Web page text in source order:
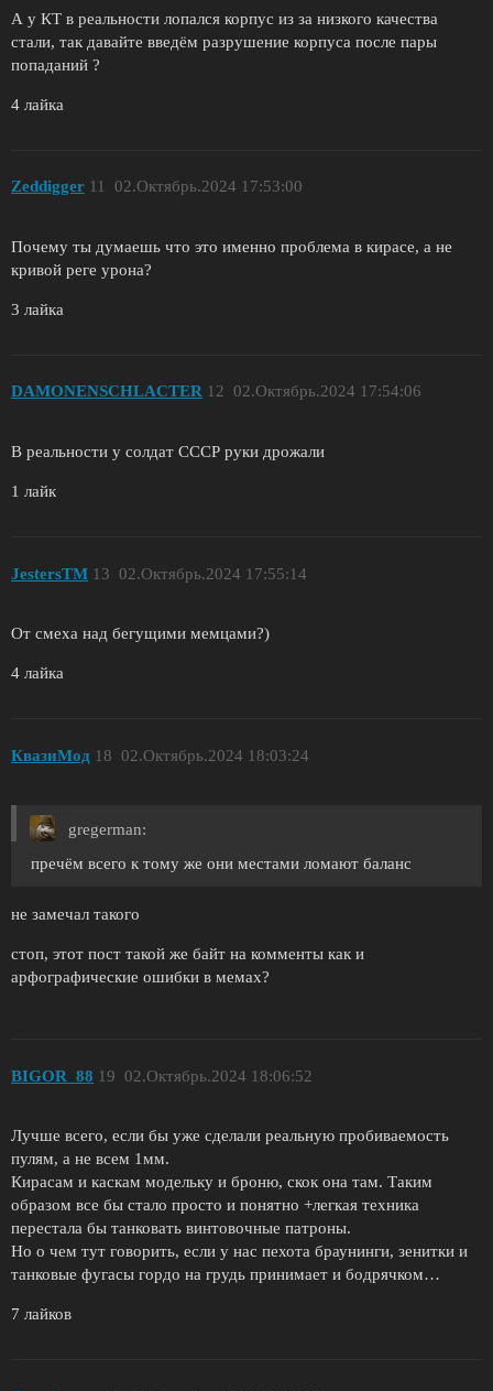
А у КТ в реальности лопался корпус из за низкого качества
стали, так давайте введём разрушение корпуса после пары
попаданий ?
4 лайка
Zeddigger 02.Октябрь.2024 17:53:00
11
Почему ты думаешь что это именно проблема в кирасе, а не
кривой реге урона?
3 лайка
DAMONENSCHLACTER 02.Октябрь.2024 17:54:06
12
В реальности у солдат СССР руки дрожали
1 лайк
JestersTM 02.Октябрь.2024 17:55:14
13
От смеха над бегущими мемцами?)
4 лайка
КвазиМод 02.Октябрь.2024 18:03:24
18
gregerman:
пречём всего к тому же они местами ломают баланс
не замечал такого
стоп, этот пост такой же байт на комменты как и
арфографические ошибки в мемах?
BIGOR_88 02.Октябрь.2024 18:06:52
19
Лучше всего, если бы уже сделали реальную пробиваемость
пулям, а не всем 1мм.
Кирасам и каскам модельку и броню, скок она там. Таким
образом все бы стало просто и понятно +легкая техника
перестала бы танковать винтовочные патроны.
Но о чем тут говорить, если у нас пехота браунинги, зенитки и
танковые фугасы гордо на грудь принимает и бодрячком…
7 лайков